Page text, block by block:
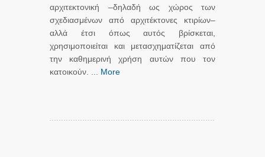
αρχιτεκτονική –δηλαδή ως χώρος των
σχεδιασμένων από αρχιτέκτονες κτιρίων–
αλλά έτσι όπως αυτός βρίσκεται,
χρησιμοποιείται και μετασχηματίζεται από
την καθημερινή χρήση αυτών που τον
κατοικούν. ... More